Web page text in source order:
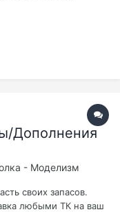
Дополнения
- Моделизм
своих запасов.
любыми ТК на ваш